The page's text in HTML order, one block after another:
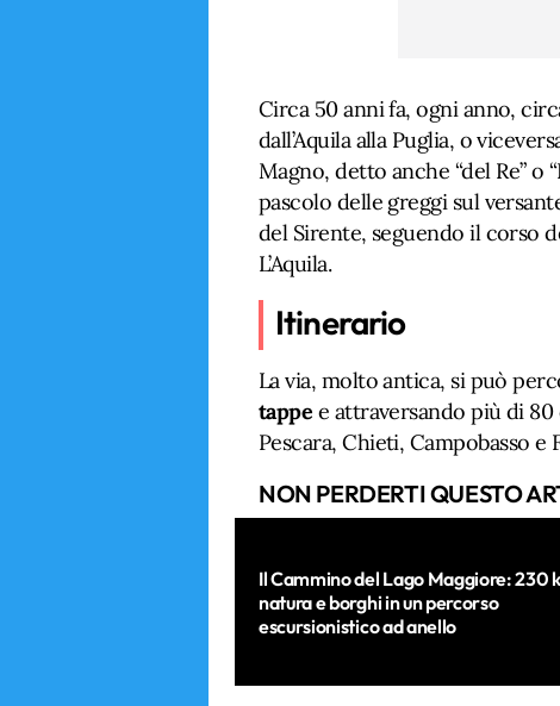
Circa 50 anni fa, ogni anno,
dall’Aquila alla Puglia, o
Magno, detto anche “del Re” o
pascolo delle greggi sul
del Sirente, seguendo il corso
L’Aquila.
Itinerario
La via, molto antica, si può
tappe e attraversando più di 80
Pescara, Chieti, Campobasso e
NON PERDERTI QUESTO
Il Cammino del Lago Maggiore: 230
natura e borghi in un percorso
escursionistico ad anello